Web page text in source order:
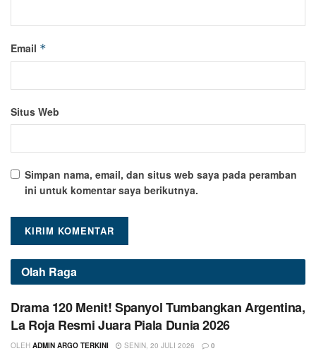
Email *
Situs Web
Simpan nama, email, dan situs web saya pada peramban
ini untuk komentar saya berikutnya.
Olah Raga
Drama 120 Menit! Spanyol Tumbangkan Argentina,
La Roja Resmi Juara Piala Dunia 2026
OLEH ADMIN ARGO TERKINI SENIN, 20 JULI 2026 0